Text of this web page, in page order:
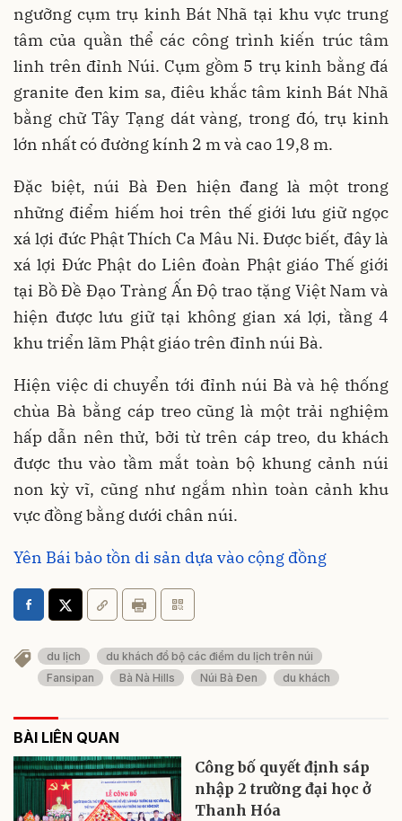
ngưỡng cụm trụ kinh Bát Nhã tại khu vực trung
tâm của quần thể các công trình kiến trúc tâm
linh trên đỉnh Núi. Cụm gồm 5 trụ kinh bằng đá
granite đen kim sa, điêu khắc tâm kinh Bát Nhã
bằng chữ Tây Tạng dát vàng, trong đó, trụ kinh
lớn nhất có đường kính 2 m và cao 19,8 m.
Đặc biệt, núi Bà Đen hiện đang là một trong
những điểm hiếm hoi trên thế giới lưu giữ ngọc
xá lợi đức Phật Thích Ca Mâu Ni. Được biết, đây là
xá lợi Đức Phật do Liên đoàn Phật giáo Thế giới
tại Bồ Đề Đạo Tràng Ấn Độ trao tặng Việt Nam và
hiện được lưu giữ tại không gian xá lợi, tầng 4
khu triển lãm Phật giáo trên đỉnh núi Bà.
Hiện việc di chuyển tới đỉnh núi Bà và hệ thống
chùa Bà bằng cáp treo cũng là một trải nghiệm
hấp dẫn nên thử, bởi từ trên cáp treo, du khách
được thu vào tầm mắt toàn bộ khung cảnh núi
non kỳ vĩ, cũng như ngắm nhìn toàn cảnh khu
vực đồng bằng dưới chân núi.
Yên Bái bảo tồn di sản dựa vào cộng đồng
du lịch
du khách đổ bộ các điểm du lịch trên núi
Fansipan
Bà Nà Hills Núi Bà Đen du khách
BÀI LIÊN QUAN
Công bố quyết định sáp
nhập 2 trường đại học ở
Thanh Hóa